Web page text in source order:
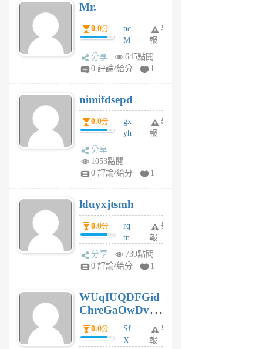
Mr.
0.0分
nc
M
U
F
U
5
個
月
舉
報
分享
645點閱
0 評論/給分
1
nimifdsepd
0.0分
gx
yh
jl
月
前
舉
報
分享
1053點閱
0 評論/給分
1
lduyxjtsmh
0.0分
rq
tn
jt
gl
個
月
前
舉
報
分享
739點閱
0 評論/給分
1
WUqIUQDFGid
ChreGaOwDv
dY0.0分
Sf
X
舉
報